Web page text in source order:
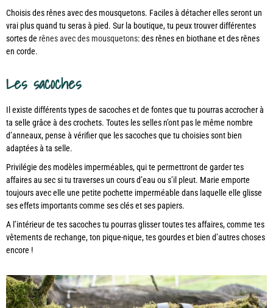
Choisis des rênes avec des mousquetons. Faciles à détacher elles seront un
vrai plus quand tu seras à pied. Sur la boutique, tu peux trouver différentes
sortes de rênes avec des mousquetons: des rênes en biothane et des rênes
en corde.
Les sacoches
Il existe différents types de sacoches et de fontes que tu pourras accrocher à
ta selle grâce à des crochets. Toutes les selles n’ont pas le même nombre
d’anneaux, pense à vérifier que les sacoches que tu choisies sont bien
adaptées à ta selle.
Privilégie des modèles imperméables, qui te permettront de garder tes
affaires au sec si tu traverses un cours d’eau ou s’il pleut. Marie emporte
toujours avec elle une petite pochette imperméable dans laquelle elle glisse
ses effets importants comme ses clés et ses papiers.
A l’intérieur de tes sacoches tu pourras glisser toutes tes affaires, comme tes
vêtements de rechange, ton pique-nique, tes gourdes et bien d’autres choses
encore !